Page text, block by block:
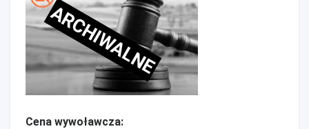
ARCHIWALNE
Cena wywoławcza: